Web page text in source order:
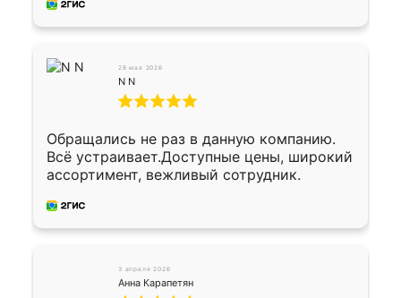
28 мая 2026
N N
Обращались не раз в данную компанию.
Всё устраивает.Доступные цены, широкий
ассортимент, вежливый сотрудник.
3 апреля 2026
Анна Карапетян